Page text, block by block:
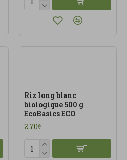
Riz long blanc
biologique 500 g
EcoBasics ECO
2.70€